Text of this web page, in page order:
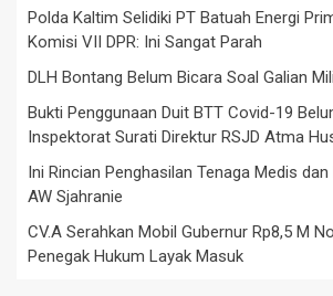
Polda Kaltim Selidiki PT Batuah Energi
Komisi VII DPR: Ini Sangat Parah
DLH Bontang Belum Bicara Soal Galian
Bukti Penggunaan Duit BTT Covid-19
Inspektorat Surati Direktur RSJD Atma
Ini Rincian Penghasilan Tenaga Medis dan
AW Sjahranie
CV.A Serahkan Mobil Gubernur Rp8,5 M
Penegak Hukum Layak Masuk